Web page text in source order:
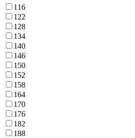
116
122
128
134
140
146
150
152
158
164
170
176
182
188